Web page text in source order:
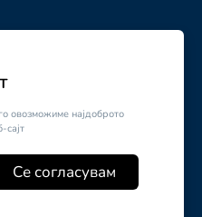
овозможиме најдоброто
сајт
Се согласувам